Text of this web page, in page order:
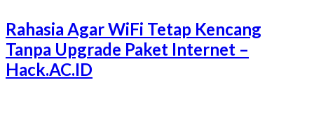
Rahasia Agar WiFi Tetap Kencang
Tanpa Upgrade Paket Internet –
Hack.AC.ID